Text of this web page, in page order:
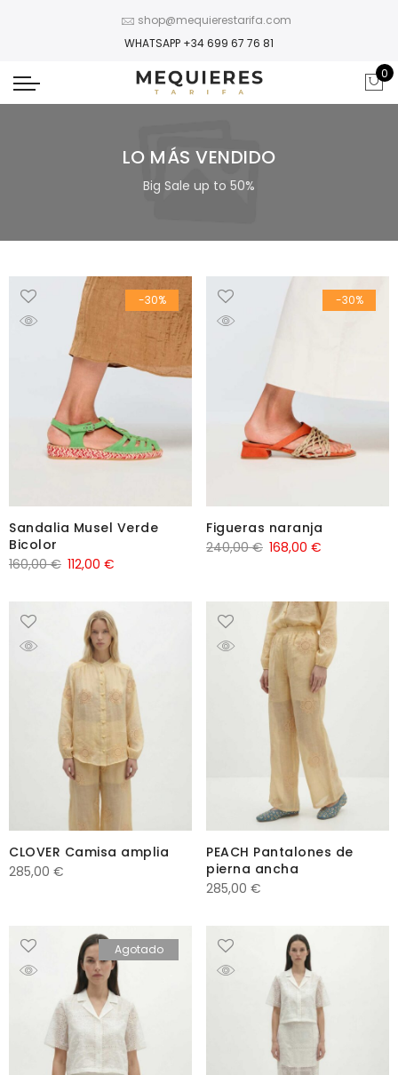
shop@mequierestarifa.com
WHATSAPP +34 699 67 76 81
0
LO MÁS VENDIDO
Big Sale up to 50%
-30%
Sandalia Musel Verde
Bicolor
160,00€ 112,00 €
-30%
Figueras naranja
240,00€ 168,00 €
CLOVER Camisa amplia
285,00 €
PEACH Pantalones de
pierna ancha
285,00 €
Agotado